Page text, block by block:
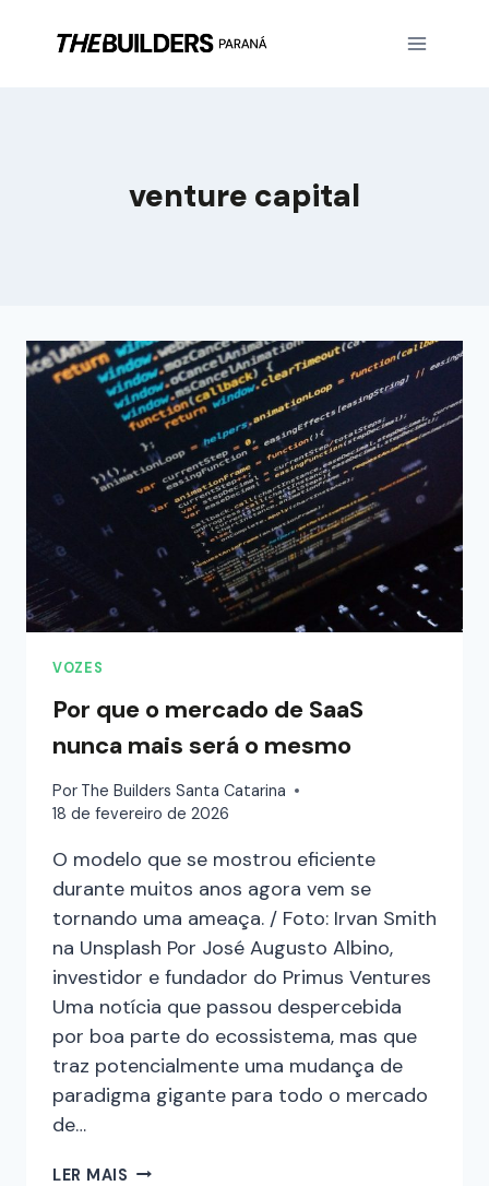
venture capital
VOZES
Por que o mercado de SaaS
nunca mais será o mesmo
Por The Builders Santa Catarina
18 de fevereiro de 2026
O modelo que se mostrou eficiente
durante muitos anos agora vem se
tornando uma ameaça. / Foto: Irvan Smith
na Unsplash Por José Augusto Albino,
investidor e fundador do Primus Ventures
Uma notícia que passou despercebida
por boa parte do ecossistema, mas que
traz potencialmente uma mudança de
paradigma gigante para todo o mercado
de…
LER MAIS